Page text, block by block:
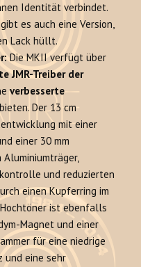
Identität verbindet.
es auch eine Version,
Lack hüllt.
Die MKII verfügt über
JMR-Treiber der
verbesserte
Der 13 cm
mit einer
einer 30 mm
und reduzierten
einen Kupferring im
ist ebenfalls
Magnet und einer
für eine niedrige
und eine sehr